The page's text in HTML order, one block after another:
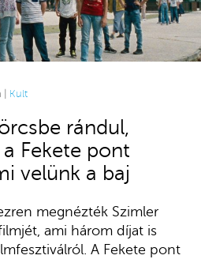
Kult
rándul,
Fekete pont
velünk a baj
megnézték Szimler
ami három díjat is
A Fekete pont